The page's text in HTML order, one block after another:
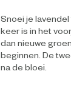
Snoei je
keer is in het
dan nieuwe
beginnen. De
na de bloei.